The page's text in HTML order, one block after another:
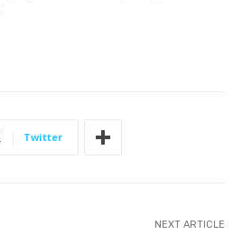
Twitter
NEXT ARTICLE